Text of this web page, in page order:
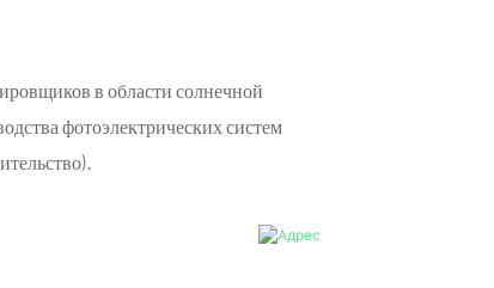
в области солнечной
фотоэлектрических систем